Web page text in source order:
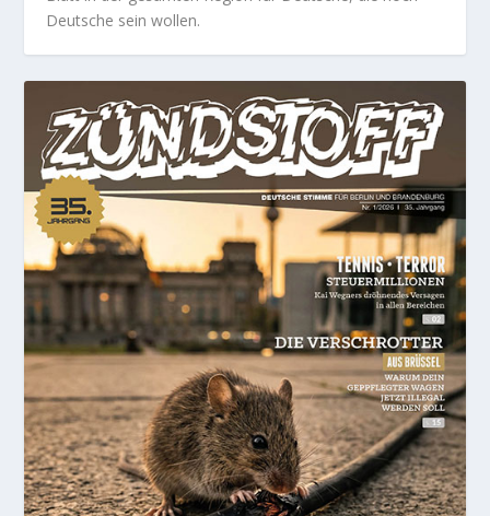
Deutsche sein wollen.